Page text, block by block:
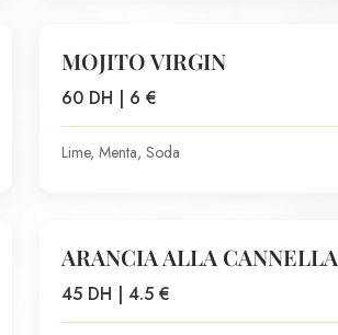
MOJITO VIRGIN
60 DH | 6 €
Lime, Menta, Soda
ARANCIA ALLA CANNELLA
45 DH | 4.5 €